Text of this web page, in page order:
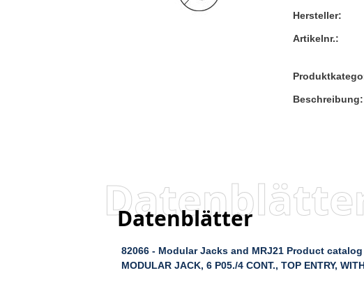
Hersteller:
Artikelnr.:
Beschreibung:
Datenblätter
82066 - Modular Jacks and MRJ21 Product catalog
MODULAR JACK, 6 P05./4 CONT., TOP ENTRY,